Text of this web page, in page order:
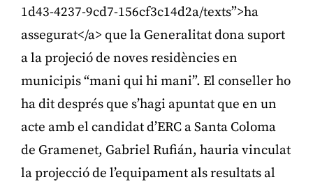
1d43-4237-9cd7-156cf3c14d2a/texts”>ha
assegurat</a> que la Generalitat dona suport
a la projeció de noves residències en
municipis “mani qui hi mani”. El conseller ho
ha dit després que s’hagi apuntat que en un
acte amb el candidat d’ERC a Santa Coloma
de Gramenet, Gabriel Rufián, hauria vinculat
la projecció de l’equipament als resultats al